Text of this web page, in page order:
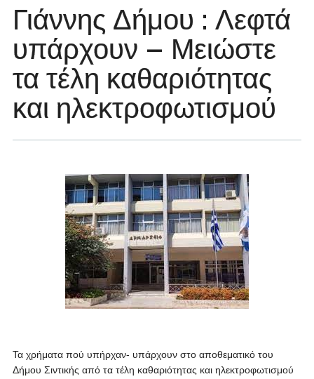
Γιάννης Δήμου : Λεφτά
υπάρχουν – Μειώστε
τα τέλη καθαριότητας
και ηλεκτροφωτισμού
Τα χρήματα πού υπήρχαν- υπάρχουν στο αποθεματικό του
Δήμου Σιντικής από τα τέλη καθαριότητας και ηλεκτροφωτισμού